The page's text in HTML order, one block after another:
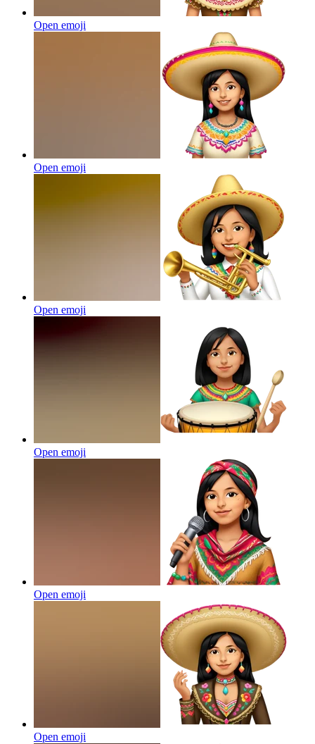
Open emoji
Open emoji
Open emoji
Open emoji
Open emoji
Open emoji